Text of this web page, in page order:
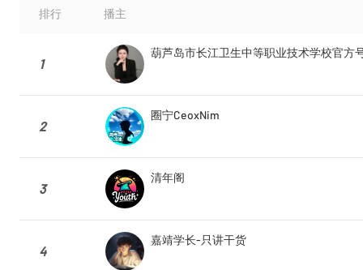
排行 播主
1
葫芦岛市长江卫生中等职业技术学校官方
2
圈宁CeoxNim
3
清年阁
4
嘉靖学长-只讲干货